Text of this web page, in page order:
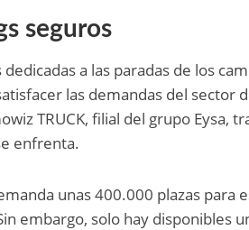
seguros
a las paradas de los
las demandas del sector
TRUCK, filial del grupo Eysa,
enfrenta.
unas 400.000 plazas para
embargo, solo hay disponibles